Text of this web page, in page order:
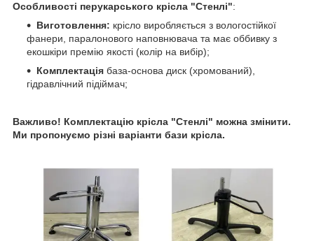
Особливості перукарського крісла "Стенлі":
Виготовлення: крісло виробляється з вологостійкої
фанери, паралонового наповнювача та має оббивку з
екошкіри премію якості (колір на вибір);
Комплектація база-основа диск (хромований),
гідравлічний підіймач;
Важливо! Комплектацію крісла "Стенлі" можна змінити.
Ми пропонуємо різні варіанти бази крісла.